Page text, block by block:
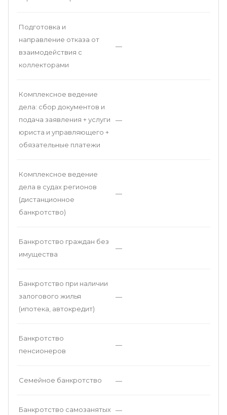
Подготовка и
направление отказа от
взаимодействия с
коллекторами
—
Комплексное ведение
дела: сбор документов и
подача заявления + услуги
юриста и управляющего +
обязательные платежи
—
Комплексное ведение
дела в судах регионов
(дистанционное
банкротство)
—
Банкротство граждан без
имущества
—
Банкротство при наличии
залогового жилья
(ипотека, автокредит)
—
Банкротство
пенсионеров
—
Семейное банкротство —
Банкротство самозанятых —